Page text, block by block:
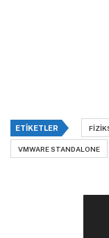
ETIKETLER
VMWARE STANDALONE